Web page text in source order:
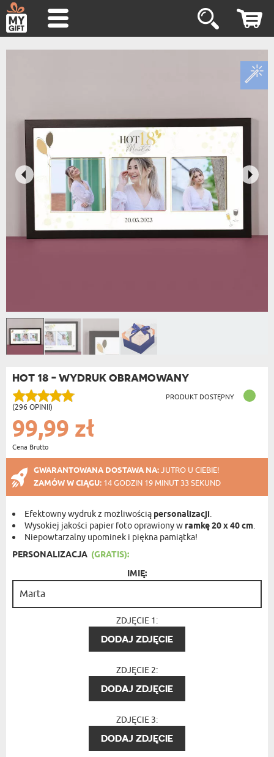
HOT 18 - WYDRUK OBRAMOWANY
(296 OPINII)
PRODUKT DOSTĘPNY
99,99 zł
Cena Brutto
GWARANTOWANA DOSTAWA NA:JUTRO U CIEBIE!
ZAMÓW W CIĄGU: 14 GODZIN 19 MINUT 33 SEKUND
Efektowny wydruk z możliwością personalizacji.
Wysokiej jakości papier foto oprawiony w ramkę 20 x 40 cm.
Niepowtarzalny upominek i piękna pamiątka!
PERSONALIZACJA (GRATIS):
IMIĘ:
ZDJĘCIE 1:
DODAJ ZDJĘCIE
ZDJĘCIE 2:
DODAJ ZDJĘCIE
ZDJĘCIE 3:
DODAJ ZDJĘCIE